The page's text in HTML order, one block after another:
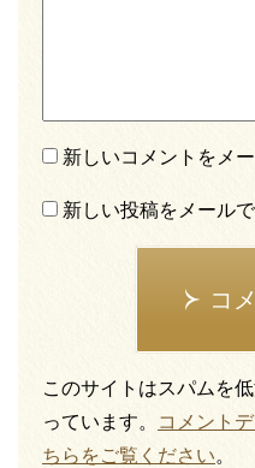
新しいコメントをメ
新しい投稿をメール
コ
このサイトはスパムを
っています。
コメント
ちらをご覧ください。